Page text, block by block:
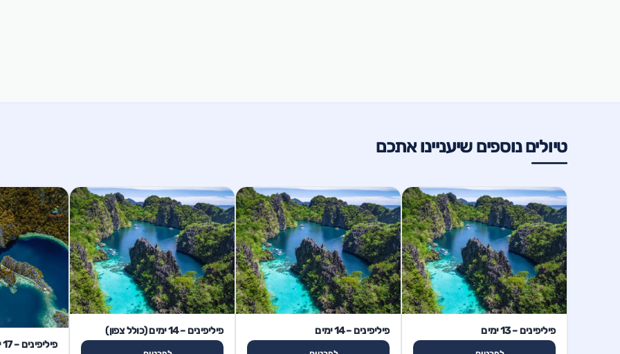
טיולים נוספים שיעניינו אתכם
פיליפינים – 13 ימים פיליפינים – 14 ימים פיליפינים – 14 ימים (כולל צפון)
פיליפינים – 17 ימים – מגוון